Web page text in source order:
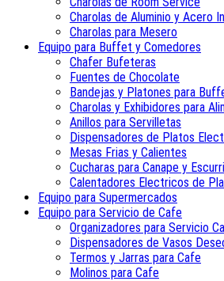
Charolas de Aluminio y Acero
Charolas para Mesero
Equipo para Buffet y Comedores
Chafer Bufeteras
Fuentes de Chocolate
Bandejas y Platones para
Charolas y Exhibidores para
Anillos para Servilletas
Dispensadores de Platos
Mesas Frias y Calientes
Cucharas para Canape y
Calentadores Electricos de
Equipo para Supermercados
Equipo para Servicio de Cafe
Organizadores para Servicio
Dispensadores de Vasos
Termos y Jarras para Cafe
Molinos para Cafe